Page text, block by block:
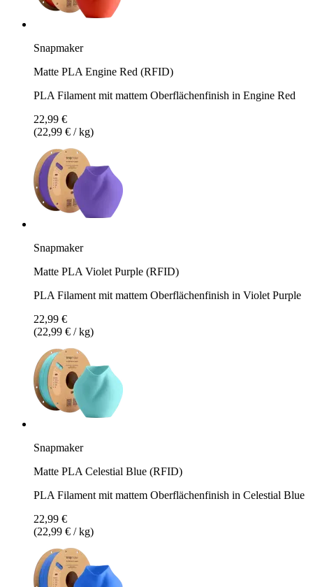
Snapmaker
Matte PLA Engine Red (RFID)
PLA Filament mit mattem Oberflächenfinish in Engine Red
22,99 €
(22,99 € / kg)
Snapmaker
Matte PLA Violet Purple (RFID)
PLA Filament mit mattem Oberflächenfinish in Violet Purple
22,99 €
(22,99 € / kg)
Snapmaker
Matte PLA Celestial Blue (RFID)
PLA Filament mit mattem Oberflächenfinish in Celestial Blue
22,99 €
(22,99 € / kg)